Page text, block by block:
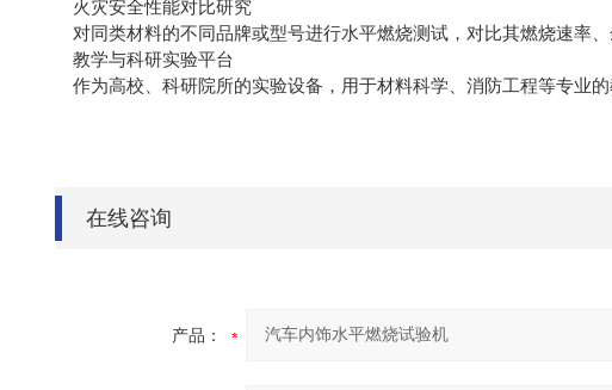
火灾安全性能对比研究
对同类材料的不同品牌或型号进行水平燃烧测试，对比其燃烧速率
教学与科研实验平台
作为高校、科研院所的实验设备，用于材料科学、消防工程等专业
在线咨询
产品：